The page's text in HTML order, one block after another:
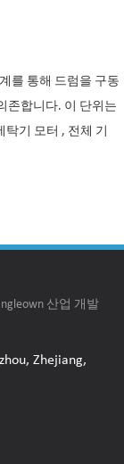
를 통해 드럼을 구동
존합니다. 이 단위는
기 모터 , 전체 기
산업 개발
Zhejiang,